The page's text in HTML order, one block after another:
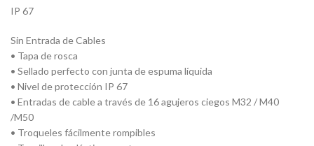
IP 67
Sin Entrada de Cables
• Tapa de rosca
• Sellado perfecto con junta de espuma líquida
• Nivel de protección IP 67
• Entradas de cable a través de 16 agujeros ciegos M32 / M40
/M50
• Troqueles fácilmente rompibles